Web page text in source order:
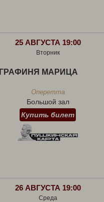
25 АВГУСТА 19:00
Вторник
ГРАФИНЯ МАРИЦА
Оперетта
Большой зал
Купить билет
26 АВГУСТА 19:00
Среда